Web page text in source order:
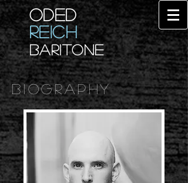
ODED
REICH
BARITONE
Biography